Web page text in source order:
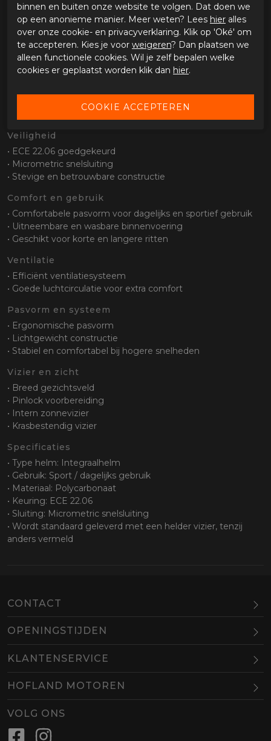
Dankzij de vernieuwde aerodynamica en verbeterde
pasvorm biedt de D-Skwal 3 een stabiele en comfortabele
rijervaring, zowel in de stad als op hogere snelheden.
Eigenschappen
Buitenschaal en constructie
• Aerodynamisch ontwerp voor minder luchtweerstand
Veiligheid
• ECE 22.06 goedgekeurd
• Micrometric snelsluiting
• Stevige en betrouwbare constructie
Comfort en gebruik
• Comfortabele pasvorm voor dagelijks en sportief gebruik
• Uitneembare en wasbare binnenvoering
• Geschikt voor korte en langere ritten
Ventilatie
• Efficiënt ventilatiesysteem
• Goede luchtcirculatie voor extra comfort
Pasvorm en systeem
• Ergonomische pasvorm
• Lichtgewicht constructie
• Stabiel en comfortabel bij hogere snelheden
Vizier en zicht
• Breed gezichtsveld
• Pinlock voorbereiding
• Intern zonnevizier
• Krasbestendig vizier
Specificaties
• Type helm: Integraalhelm
• Gebruik: Sport / dagelijks gebruik
• Materiaal: Polycarbonaat
• Keuring: ECE 22.06
• Sluiting: Micrometric snelsluiting
• Wordt standaard geleverd met een helder vizier, tenzij
anders vermeld
CONTACT
BEL EMAIL
OPENINGSTIJDEN
Maandag
Dinsdag
10.00-18.00
Woensdag
Donderdag
Vrijdag
KLANTENSERVICE
HOFLAND MOTOREN
VOLG ONS
binnen en buiten onze website te volgen. Dat doen we
op een anonieme manier. Meer weten? Lees hier alles
over onze cookie- en privacyverklaring. Klik op 'Oké' om
te accepteren. Kies je voor weigeren? Dan plaatsen we
alleen functionele cookies. Wil je zelf bepalen welke
cookies er geplaatst worden klik dan hier.